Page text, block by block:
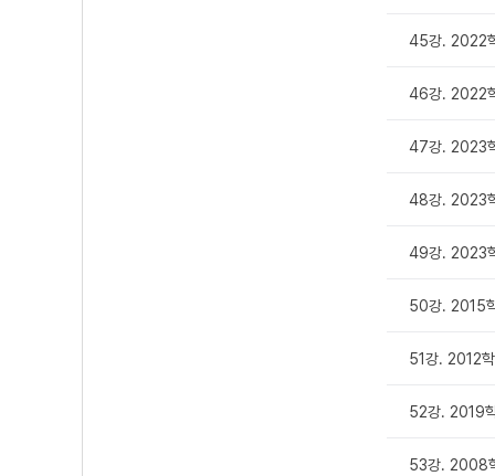
45강. 2022
46강. 2022
47강. 2023
48강. 2023
49강. 2023
50강. 2015
51강. 2012
52강. 2019
53강. 2008